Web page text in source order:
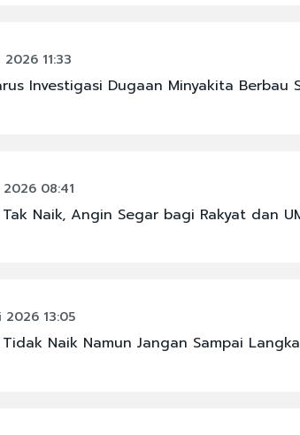
11:33
Investigasi Dugaan Minyakita Berbau
2026 08:41
Naik, Angin Segar bagi Rakyat dan
2026 13:05
Naik Namun Jangan Sampai